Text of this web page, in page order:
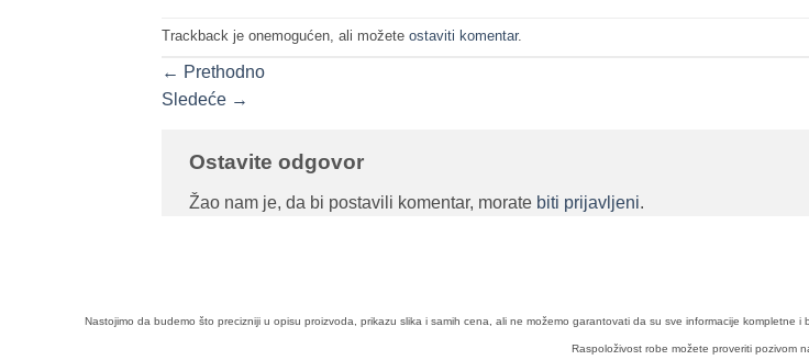
Trackback je onemogućen, ali možete ostaviti komentar.
← Prethodno
Sledeće →
Ostavite odgovor
Žao nam je, da bi postavili komentar, morate biti prijavljeni.
Nastojimo da budemo što precizniji u opisu proizvoda, prikazu slika i samih cena, ali ne možemo garantovati da su sve informacije
Raspoloživost robe možete proveriti pozivom